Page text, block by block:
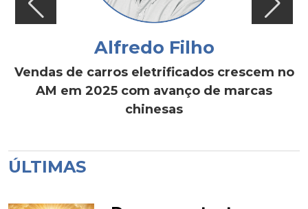
Alfredo Filho
Vendas de carros eletrificados crescem no
AM em 2025 com avanço de marcas
chinesas
ÚLTIMAS